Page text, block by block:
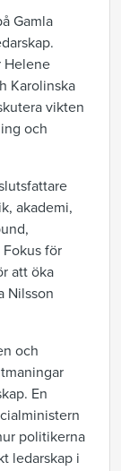
Gamla
Helene
Karolinska
vikten
och
akademi,
för
att öka
Nilsson
och
En
politikerna
ledarskap i